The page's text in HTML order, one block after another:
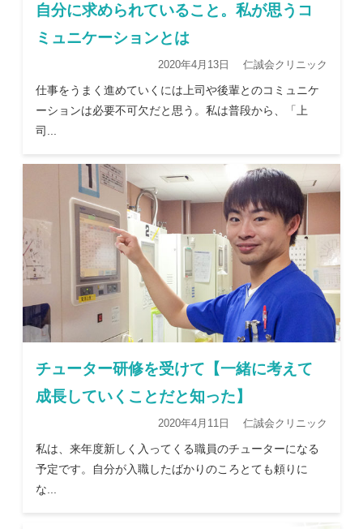
自分に求められていること。私が思うコ
ミュニケーションとは
2020年4月13日 仁誠会クリニック
仕事をうまく進めていくには上司や後輩とのコミュニケ
ーションは必要不可欠だと思う。私は普段から、「上
司...
チューター研修を受けて【一緒に考えて
成長していくことだと知った】
2020年4月11日 仁誠会クリニック
私は、来年度新しく入ってくる職員のチューターになる
予定です。自分が入職したばかりのころとても頼りに
な...